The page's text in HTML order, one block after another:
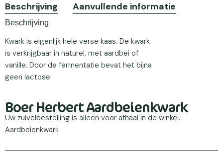
Beschrijving Aanvullende informatie
Beschrijving
Kwark is eigenlijk hele verse kaas. De kwark
is verkrijgbaar in naturel, met aardbei of
vanille. Door de fermentatie bevat het bijna
geen lactose.
Boer Herbert Aardbeienkwark
Uw zuivelbestelling is alleen voor afhaal in de winkel.
Aardbeienkwark